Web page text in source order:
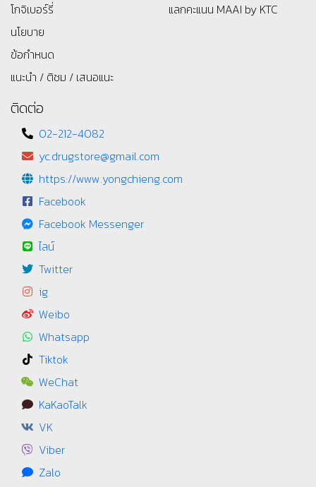
โกจิเบอร์รี่
นโยบาย
ข้อกำหนด
แนะนำ / ติชม / เสนอแนะ
แลกคะแนน MAAI by KTC
ติดต่อ
02-212-4082
yc.drugstore@gmail.com
https://www.yongchieng.com
Facebook
Facebook Messenger
ไลน์
Twitter
ig
Weibo
Whatsapp
Tiktok
WeChat
KaKaoTalk
VK
Viber
Zalo